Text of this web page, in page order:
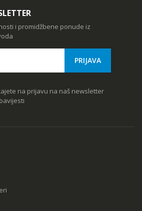
i promidžbene ponude iz
na prijavu na naš newsletter